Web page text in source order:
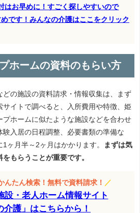
はお早めに！すごく探しやすいので
めです！みんなの介護はここをクリック
ホームの資料のもらい方
どの施設の資料請求・情報収集は、まず
サイトで調べると、入所費用や特徴、姫
プホームに似たような施設などを合わせ
験入居の日程調整、必要書類の準備な
ヶ月半～2ヶ月はかかります。
まずは気
もらうことが重要です。
んたん検索！無料で資料請求！ ／
設・老人ホーム情報サイト
介護」はこちらから！